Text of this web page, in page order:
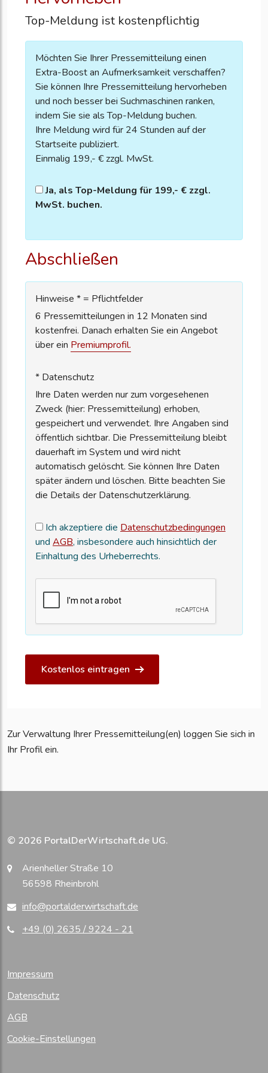
Top-Meldung ist kostenpflichtig
Möchten Sie Ihrer Pressemitteilung einen
Extra-Boost an Aufmerksamkeit verschaffen?
Sie können Ihre Pressemitteilung hervorheben
und noch besser bei Suchmaschinen ranken,
indem Sie sie als Top-Meldung buchen.
Ihre Meldung wird für 24 Stunden auf der
Startseite publiziert.
Einmalig 199,- € zzgl. MwSt.
Ja, als Top-Meldung für 199,- € zzgl.
MwSt. buchen.
Abschließen
Hinweise * = Pflichtfelder
6 Pressemitteilungen in 12 Monaten sind
kostenfrei. Danach erhalten Sie ein Angebot
über ein Premiumprofil.
* Datenschutz
Ihre Daten werden nur zum vorgesehenen
Zweck (hier: Pressemitteilung) erhoben,
gespeichert und verwendet. Ihre Angaben sind
öffentlich sichtbar. Die Pressemitteilung bleibt
dauerhaft im System und wird nicht
automatisch gelöscht. Sie können Ihre Daten
später ändern und löschen. Bitte beachten Sie
die Details der Datenschutzerklärung.
Ich akzeptiere die Datenschutzbedingungen
und AGB, insbesondere auch hinsichtlich der
Einhaltung des Urheberrechts.
Kostenlos eintragen
Zur Verwaltung Ihrer Pressemitteilung(en) loggen Sie sich in
Ihr Profil ein.
© 2026 PortalDerWirtschaft.de UG.
Arienheller Straße 10
56598 Rheinbrohl
info@portalderwirtschaft.de
+49 (0) 2635 / 9224 - 21
Impressum
Datenschutz
AGB
Cookie-Einstellungen